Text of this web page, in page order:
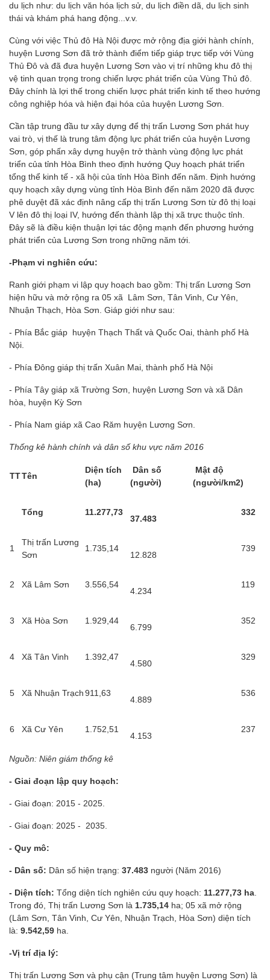
du lịch như: du lịch văn hóa lịch sử, du lịch điền dã, du lịch sinh
thái và khám phá hang động...v.v.
Cùng với việc Thủ đô Hà Nội được mở rộng địa giới hành chính,
huyện Lương Sơn đã trở thành điểm tiếp giáp trực tiếp với Vùng
Thủ Đô và đã đưa huyện Lương Sơn vào vị trí những khu đô thị
vệ tinh quan trọng trong chiến lược phát triển của Vùng Thủ đô.
Đây chính là lợi thế trong chiến lược phát triển kinh tế theo hướng
công nghiệp hóa và hiện đại hóa của huyện Lương Sơn.
Cần tập trung đầu tư xây dựng để thị trấn Lương Sơn phát huy
vai trò, vị thế là trung tâm động lực phát triển của huyện Lương
Sơn, góp phấn xây dựng huyện trở thành vùng động lực phát
triển của tỉnh Hòa Bình theo định hướng Quy hoạch phát triển
tổng thể kinh tế - xã hội của tỉnh Hòa Bình đến năm. Định hướng
quy hoạch xây dựng vùng tỉnh Hòa Bình đến năm 2020 đã được
phê duyệt đã xác định nâng cấp thị trấn Lương Sơn từ đô thị loại
V lên đô thị loại IV, hướng đến thành lập thị xã trực thuộc tỉnh.
Đây sẽ là điều kiện thuận lợi tác động mạnh đến phương hướng
phát triển của Lương Sơn trong những năm tới.
-Phạm vi nghiên cứu:
Ranh giới phạm vi lập quy hoạch bao gồm: Thị trấn Lương Sơn
hiện hữu và mở rộng ra 05 xã Lâm Sơn, Tân Vinh, Cư Yên,
Nhuận Thạch, Hòa Sơn. Giáp giới như sau:
- Phía Bắc giáp huyện Thạch Thất và Quốc Oai, thành phố Hà
Nội.
- Phía Đông giáp thị trấn Xuân Mai, thành phố Hà Nội
- Phía Tây giáp xã Trường Sơn, huyện Lương Sơn và xã Dân
hòa, huyện Kỳ Sơn
- Phía Nam giáp xã Cao Răm huyện Lương Sơn.
Thống kê hành chính và dân số khu vực năm 2016
TTTên
Diện tích
(ha)
Dân số
(người)
Mật độ
(người/km2)
Tổng 11.277,73
37.483
332
1
Thị trấn Lương
Sơn
1.735,14
12.828
739
2 Xã Lâm Sơn 3.556,54
4.234
119
3 Xã Hòa Sơn 1.929,44
6.799
352
4 Xã Tân Vinh 1.392,47
4.580
329
5 Xã Nhuận Trạch911,63
4.889
536
6 Xã Cư Yên 1.752,51
4.153
237
Nguồn: Niên giám thống kê
- Giai đoạn lập quy hoạch:
- Giai đoạn: 2015 - 2025.
- Giai đoạn: 2025 - 2035.
- Quy mô:
- Dân số: Dân số hiện trạng: 37.483 người (Năm 2016)
- Diện tích: Tổng diện tích nghiên cứu quy hoạch: 11.277,73 ha.
Trong đó, Thị trấn Lương Sơn là 1.735,14 ha; 05 xã mở rộng
(Lâm Sơn, Tân Vinh, Cư Yên, Nhuận Trạch, Hòa Sơn) diện tích
là: 9.542,59 ha.
-Vị trí địa lý:
Thị trấn Lương Sơn và phụ cận (Trung tâm huyện Lương Sơn) là